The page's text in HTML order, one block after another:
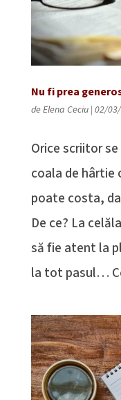
Nu fi prea
deElena Ceciu| 02/
Orice scriitor
coala de hârtie
poate costa,
De ce? La
să fie atent la
la tot pasul…